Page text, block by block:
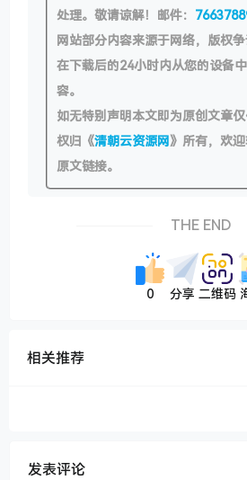
处理。敬请谅解！邮件：
网站部分内容来源于网络，版权
在下载后的24小时内从您的设备
容。
如无特别声明本文即为原创文章
权归《清朝云资源网》所有，欢
原文链接。
THE END
0 分享 二维码
相关推荐
发表评论